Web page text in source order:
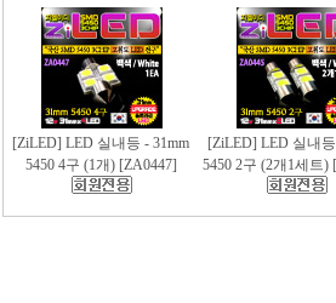
[ZiLED] LED 실내등 - 31mm
5450 4구 (1개) [ZA0447]
[ZiLED] LED 실내
5450 2구 (2개1세트)